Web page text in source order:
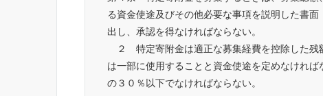
る資金使途及びその他必要な事項を説明した書
出し、承認を得なければならない。
２　特定寄附金は適正な募集経費を控除した残
は一部に使用することと資金使途を定めなけれ
の３０％以下でなければならない。